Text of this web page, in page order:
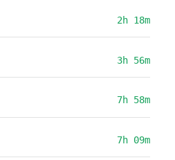
2h 18m
3h 56m
7h 58m
7h 09m